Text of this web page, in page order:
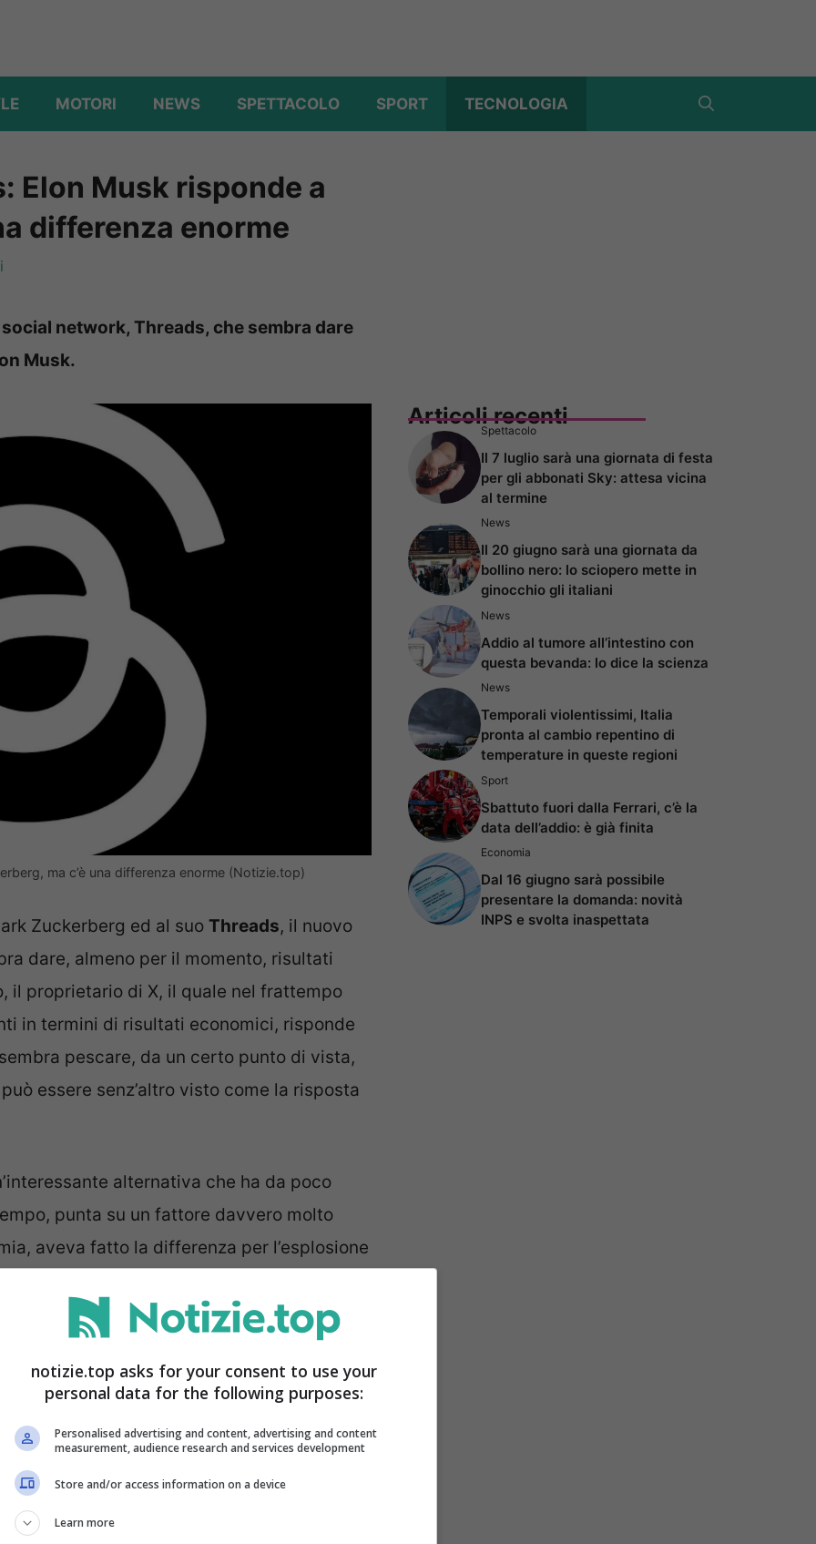
MOTORI NEWS SPETTACOLO SPORT TECNOLOGIA
Elon Musk risponde a
differenza enorme
network, Threads, che sembra dare
Musk.
ma c’è una differenza enorme (Notizie.top)
Zuckerberg ed al suo Threads, il nuovo
dare, almeno per il momento, risultati
il proprietario di X, il quale nel frattempo
in termini di risultati economici, risponde
pescare, da un certo punto di vista,
essere senz’altro visto come la risposta
alternativa che ha da poco
punta su un fattore davvero molto
aveva fatto la differenza per l’esplosione
basato sugli audio: l’esclusività.
è stato senz’altro il fatto di avere una mole
ossia quelli iscritti su Facebook ed
pescare da quelli dell’ex Twitter. Ma
di Tesla e, soprattutto, come
è proprio questo: non tutti possono
Articoli recenti
Spettacolo
Il 7 luglio sarà una giornata di festa
per gli abbonati Sky: attesa vicina
al termine
News
Il 20 giugno sarà una giornata da
bollino nero: lo sciopero mette in
ginocchio gli italiani
News
Addio al tumore all’intestino con
questa bevanda: lo dice la scienza
News
Temporali violentissimi, Italia
pronta al cambio repentino di
temperature in queste regioni
Sport
Sbattuto fuori dalla Ferrari, c’è la
data dell’addio: è già finita
Economia
Dal 16 giugno sarà possibile
presentare la domanda: novità
INPS e svolta inaspettata
notizie.top asks for your consent to use your
personal data for the following purposes:
Personalised advertising and content, advertising and content
measurement, audience research and services development
Store and/or access information on a device
Learn more